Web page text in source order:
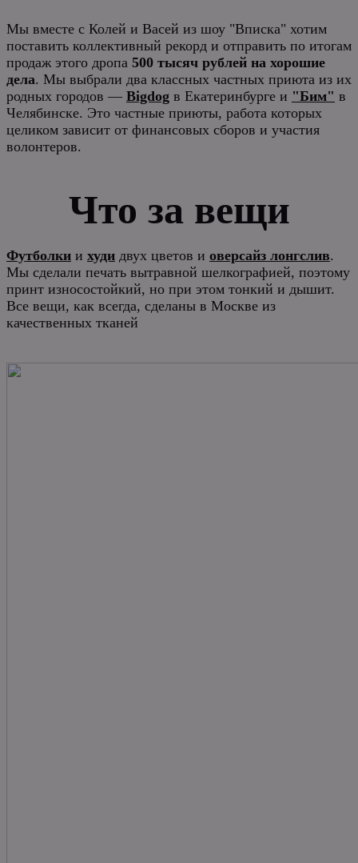
Мы вместе с Колей и Васей из шоу "Вписка" хотим
поставить коллективный рекорд и отправить по итогам
продаж этого дропа 500 тысяч рублей на хорошие
дела. Мы выбрали два классных частных приюта из их
родных городов — Bigdog в Екатеринбурге и "Бим" в
Челябинске. Это частные приюты, работа которых
целиком зависит от финансовых сборов и участия
волонтеров.
Что за вещи
Футболки и худи двух цветов и оверсайз лонгслив.
Мы сделали печать вытравной шелкографией, поэтому
принт износостойкий, но при этом тонкий и дышит.
Все вещи, как всегда, сделаны в Москве из
качественных тканей